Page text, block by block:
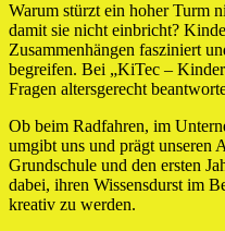
Warum stürzt ein hoher Turm
damit sie nicht einbricht?
Zusammenhängen fasziniert
begreifen. Bei „KiTec –
Fragen altersgerecht
Ob beim Radfahren, im
umgibt uns und prägt
Grundschule und den ersten
dabei, ihren Wissensdurst im
kreativ zu werden.